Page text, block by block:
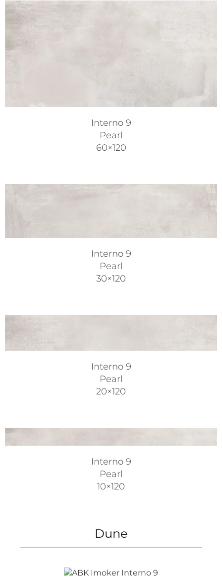
Interno 9
Pearl
60×120
Interno 9
Pearl
30×120
Interno 9
Pearl
20×120
Interno 9
Pearl
10×120
Dune